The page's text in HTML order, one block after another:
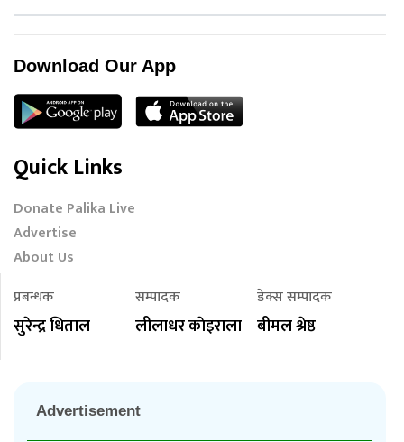
Download Our App
Quick Links
Donate Palika Live
Advertise
About Us
प्रबन्धक
सुरेन्द्र धिताल
सम्पादक
लीलाधर काेइराला
डेक्स सम्पादक
बीमल श्रेष्ठ
Advertisement